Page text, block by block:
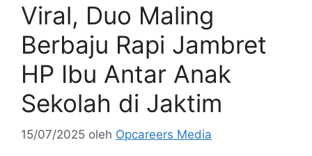
Viral, Duo Maling
Berbaju Rapi Jambret
HP Ibu Antar Anak
Sekolah di Jaktim
15/07/2025 oleh Opcareers Media